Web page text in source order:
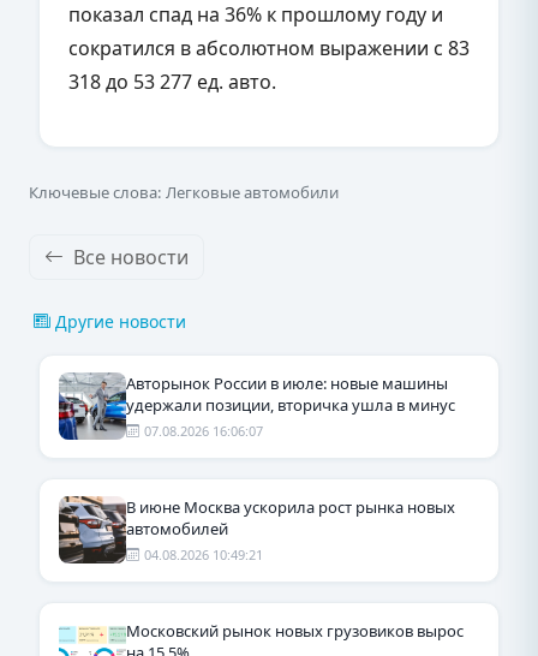
показал спад на 36% к прошлому году и
сократился в абсолютном выражении с 83
318 до 53 277 ед. авто.
Ключевые слова: Легковые автомобили
Все новости
Другие новости
Авторынок России в июле: новые машины
удержали позиции, вторичка ушла в минус
07.08.2026 16:06:07
В июне Москва ускорила рост рынка новых
автомобилей
04.08.2026 10:49:21
Московский рынок новых грузовиков вырос